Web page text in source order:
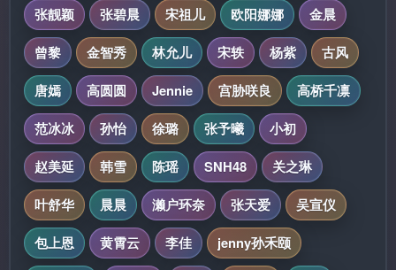
张靓颖
张碧晨 宋祖儿 欧阳娜娜
金晨
曾黎
金智秀 林允儿 宋轶 杨紫
古风
唐嫣
高圆圆 Jennie 宫胁咲良
高桥千凛
范冰冰
孙怡 徐璐 张予曦
小初
赵美延
韩雪 陈瑶 SNH48
关之琳
叶舒华
晨晨 濑户环奈 张天爱
吴宣仪
包上恩
黄霄云 李佳
jenny孙禾颐